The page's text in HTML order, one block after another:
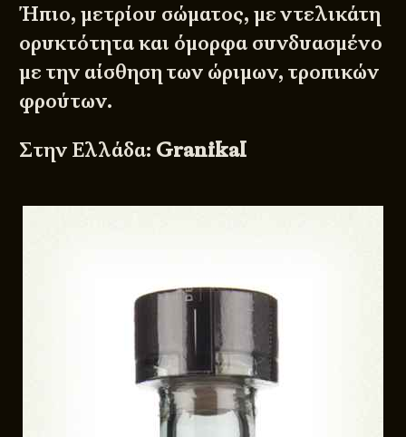
Ήπιο, μετρίου σώματος, με ντελικάτη
ορυκτότητα και όμορφα συνδυασμένο
με την αίσθηση των ώριμων, τροπικών
φρούτων.
Στην Ελλάδα: Granikal